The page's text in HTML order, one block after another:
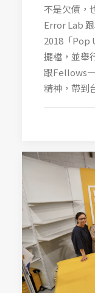
不是欠債，
Error Lab
2018「Pop
擺檔，並舉
跟Fellows
精神，帶到